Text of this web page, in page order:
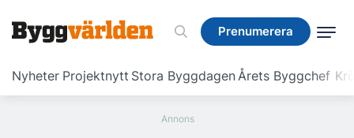
Prenumerera
Nyheter Projektnytt Stora ByggdagenÅrets Byggchef
Prenumerera